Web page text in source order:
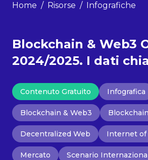
Home / Risorse / Infografiche
Blockchain & Web3
2024/2025. I dati
Contenuto Gratuito Infografica
Blockchain & Web3
Decentralized Web Internet of
Mercato Scenario